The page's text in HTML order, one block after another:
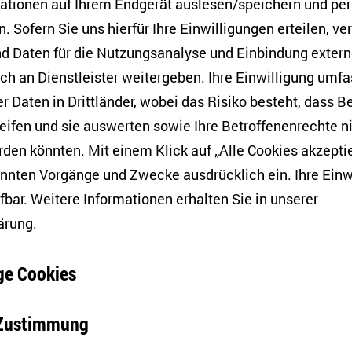
zu einer noch stärkeren Unterstützung der
hat der Widerstand gegen die Regierung
beiden Seiten dieser Kluft wieder.
junger Pol*innen stellt die aktuelle Situation
Sie findet Ausdruck in ihren Einstellungen zur
zur polnischen Geschichte, zur Katholische
sowie ihre Vorstellungen von Geschlechterrollen. Das
nationalen Zugehörigkeitsgefühle junge Pol*innen in
bringen. Zu diesem Zweck wird eine Umfrage unter
und 34 Jahren aus unterschiedlichen Teilen des
auf Einstellungen zu kultureller Vielfalt,
nationale und europäische Ebene, aber auch
Geschichte, das Verhältnis zur Katholischen
auf Ihrem Endgerät auslesen/speichern und
Sofern Sie uns hierfür Ihre Einwilligungen erteilen,
Daten für die Nutzungsanalyse und Einbindung
an Dienstleister weitergeben. Ihre Einwilligung
Daten in Drittländer, wobei das Risiko besteht, dass
und sie auswerten sowie Ihre Betroffenenrechte
könnten. Mit einem Klick auf „Alle Cookies
Vorgänge und Zwecke ausdrücklich ein. Ihre
Weitere Informationen erhalten Sie in unserer
.
Cookies